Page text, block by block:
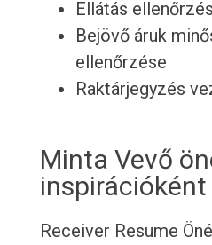
Ellátás
Bejövő áruk
ellenőrzése
Raktárjegyzés
Minta Vevő
inspirációként
Receiver Resume